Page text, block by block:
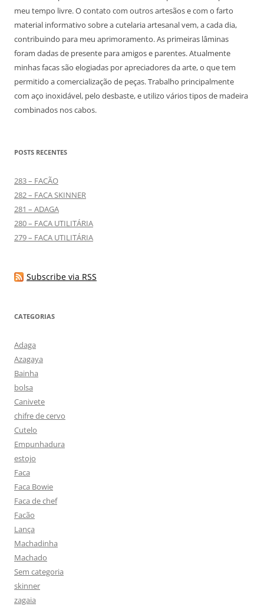
meu tempo livre. O contato com outros artesãos e com o farto
material informativo sobre a cutelaria artesanal vem, a cada dia,
contribuindo para meu aprimoramento. As primeiras lâminas
foram dadas de presente para amigos e parentes. Atualmente
minhas facas são elogiadas por apreciadores da arte, o que tem
permitido a comercialização de peças. Trabalho principalmente
com aço inoxidável, pelo desbaste, e utilizo vários tipos de madeira
combinados nos cabos.
POSTS RECENTES
283 – FACÃO
282 – FACA SKINNER
281 – ADAGA
280 – FACA UTILITÁRIA
279 – FACA UTILITÁRIA
Subscribe via RSS
CATEGORIAS
Adaga
Azagaya
Bainha
bolsa
Canivete
chifre de cervo
Cutelo
Empunhadura
estojo
Faca
Faca Bowie
Faca de chef
Facão
Lança
Machadinha
Machado
Sem categoria
skinner
zagaia